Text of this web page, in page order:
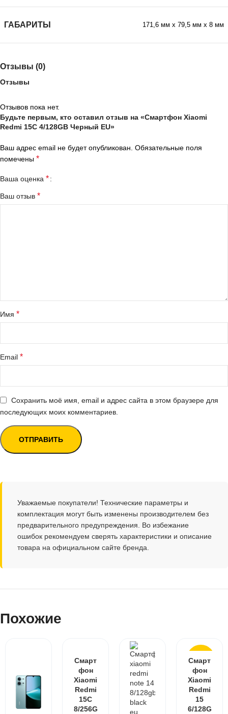
ГАБАРИТЫ 171,6 мм х 79,5 мм х 8 мм
Отзывы (0)
Отзывы
Отзывов пока нет.
Будьте первым, кто оставил отзыв на «Смартфон Xiaomi
Redmi 15C 4/128GB Черный EU»
Ваш адрес email не будет опубликован. Обязательные поля
помечены *
Ваша оценка *
Ваш отзыв *
Имя *
Email *
Сохранить моё имя, email и адрес сайта в этом браузере для
последующих моих комментариев.
Уважаемые покупатели! Технические параметры и
комплектация могут быть изменены производителем без
предварительного предупреждения. Во избежание
ошибок рекомендуем сверять характеристики и описание
товара на официальном сайте бренда.
Похожие
Смарт
фон
Xiaomi
Redmi
15C
8/256G
КА
Смарт
фон
Xiaomi
Redmi
15
6/128G